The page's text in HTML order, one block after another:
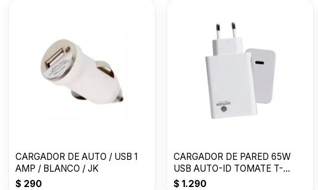
CARGADOR DE AUTO / USB 1
AMP / BLANCO / JK
$ 290
CARGADOR DE PARED 65W
USB AUTO-ID TOMATE T-
CH005
$1.290